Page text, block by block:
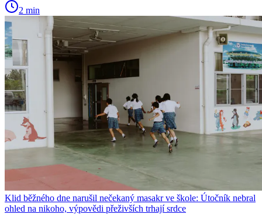
2 min
Klid běžného dne narušil nečekaný masakr ve škole: Útočník nebral
ohled na nikoho, výpovědi přeživších trhají srdce